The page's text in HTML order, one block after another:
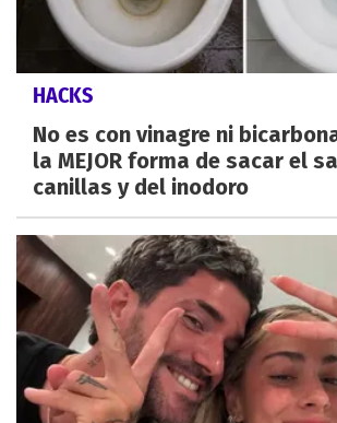
HACKS
No es con vinagre ni
la MEJOR forma de sacar el
canillas y del inodoro